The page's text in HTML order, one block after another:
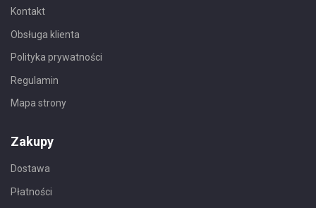
Kontakt
Obsługa klienta
Polityka prywatności
Regulamin
Mapa strony
Zakupy
Dostawa
Płatności